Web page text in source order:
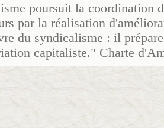
poursuit la coordination
par la réalisation
du syndicalisme : il
capitaliste." Charte